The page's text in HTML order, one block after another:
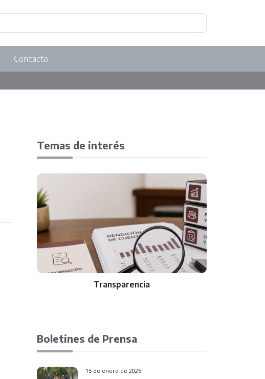
Contacto
Temas de interés
Transparencia
Boletines de Prensa
15 de enero de 2025